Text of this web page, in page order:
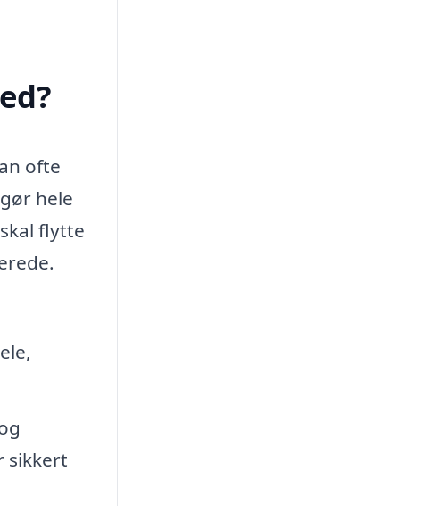
ofte
hele
flytte
sikkert